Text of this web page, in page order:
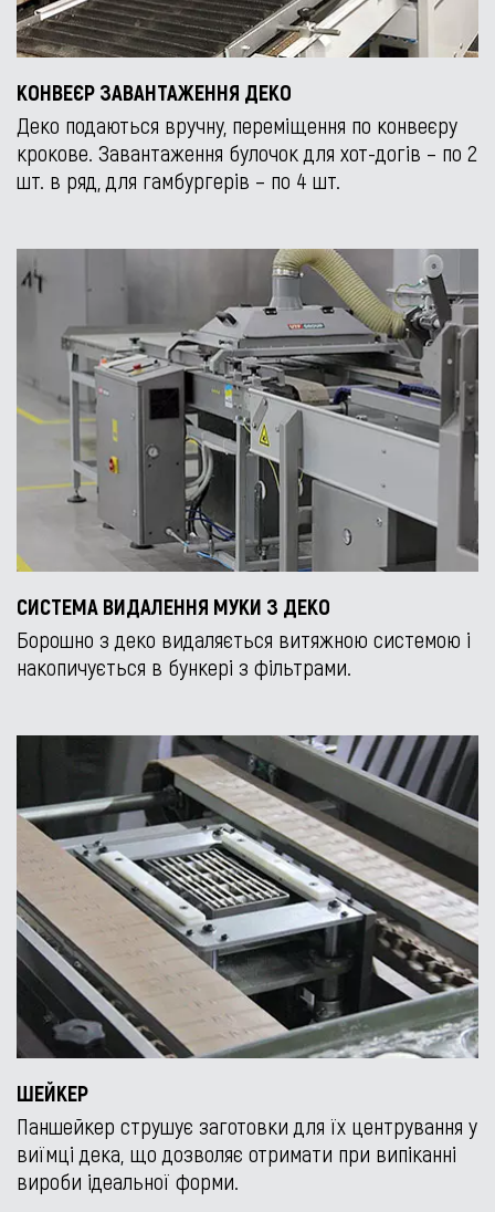
КОНВЕЄР ЗАВАНТАЖЕННЯ ДЕКО
Деко подаються вручну, переміщення по конвеєру
крокове. Завантаження булочок для хот-догів – по 2
шт. в ряд, для гамбургерів – по 4 шт.
СИСТЕМА ВИДАЛЕННЯ МУКИ З ДЕКО
Борошно з деко видаляється витяжною системою і
накопичується в бункері з фільтрами.
ШЕЙКЕР
Паншейкер струшує заготовки для їх центрування у
виїмці дека, що дозволяє отримати при випіканні
вироби ідеальної форми.